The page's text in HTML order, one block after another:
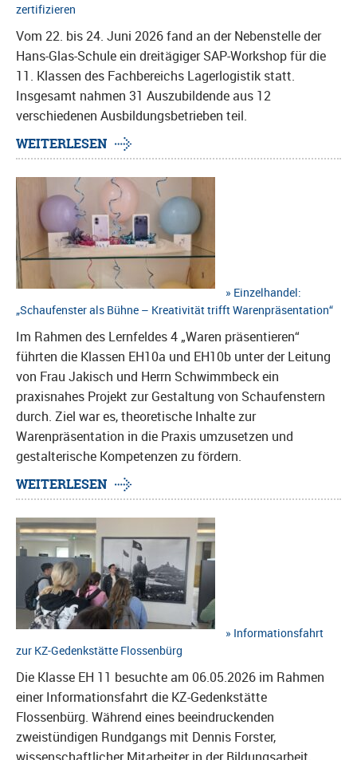
zertifizieren
Vom 22. bis 24. Juni 2026 fand an der Nebenstelle der
Hans-Glas-Schule ein dreitägiger SAP-Workshop für die
11. Klassen des Fachbereichs Lagerlogistik statt.
Insgesamt nahmen 31 Auszubildende aus 12
verschiedenen Ausbildungsbetrieben teil.
WEITERLESEN
Einzelhandel:
„Schaufenster als Bühne – Kreativität trifft Warenpräsentation“
Im Rahmen des Lernfeldes 4 „Waren präsentieren“
führten die Klassen EH10a und EH10b unter der Leitung
von Frau Jakisch und Herrn Schwimmbeck ein
praxisnahes Projekt zur Gestaltung von Schaufenstern
durch. Ziel war es, theoretische Inhalte zur
Warenpräsentation in die Praxis umzusetzen und
gestalterische Kompetenzen zu fördern.
WEITERLESEN
Informationsfahrt
zur KZ-Gedenkstätte Flossenbürg
Die Klasse EH 11 besuchte am 06.05.2026 im Rahmen
einer Informationsfahrt die KZ-Gedenkstätte
Flossenbürg. Während eines beeindruckenden
zweistündigen Rundgangs mit Dennis Forster,
wissenschaftlicher Mitarbeiter in der Bildungsarbeit,